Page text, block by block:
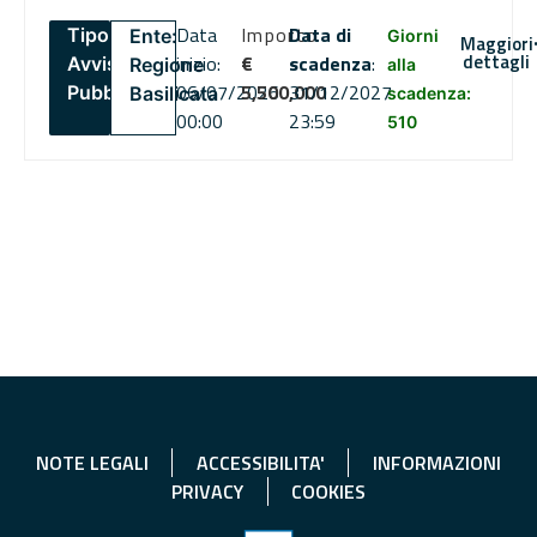
Tipo:
Avviso
Pubblico
Ente:
Regione
Basilicata
Data
inizio:
06/07/2026
00:00
Importo
€
5,500,000
Data di
scadenza:
31/12/2027
23:59
Giorni
alla
scadenza:
510
Maggiori
dettagli
NOTE LEGALI ACCESSIBILITA'
INFORMAZIONI
PRIVACY
COOKIES